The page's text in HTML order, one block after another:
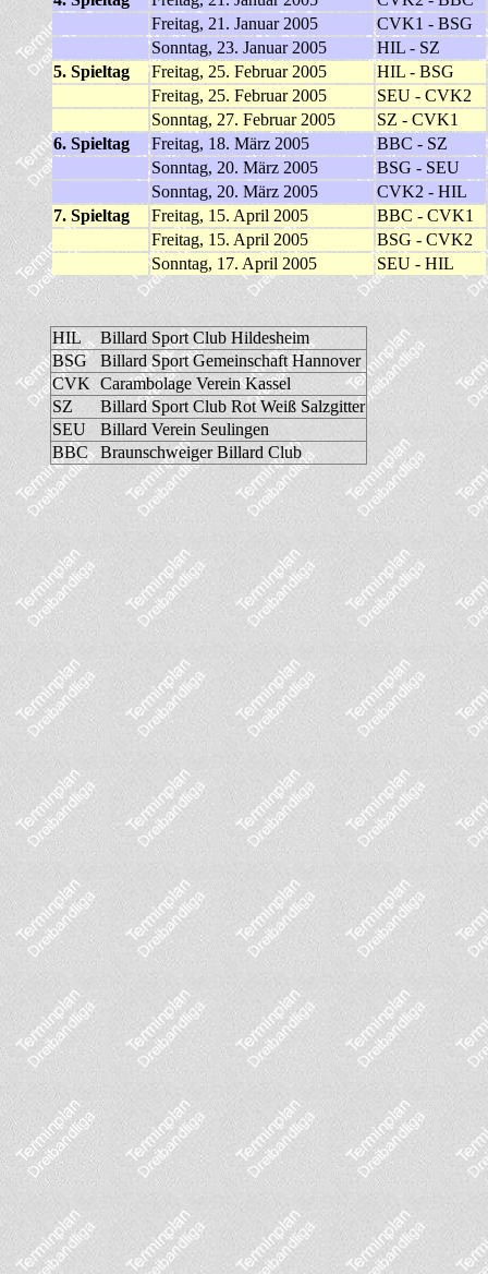
Freitag, 21. Januar 2005
CVK1 - BSG
Sonntag, 23. Januar 2005
HIL - SZ
5. Spieltag
Freitag, 25. Februar 2005
HIL - BSG
Freitag, 25. Februar 2005
SEU - CVK2
Sonntag, 27. Februar 2005
SZ - CVK1
6. Spieltag
Freitag, 18. März 2005
BBC - SZ
Sonntag, 20. März 2005
BSG - SEU
Sonntag, 20. März 2005
CVK2 - HIL
7. Spieltag
Freitag, 15. April 2005
BBC - CVK1
Freitag, 15. April 2005
BSG - CVK2
Sonntag, 17. April 2005
SEU - HIL
HIL Billard Sport Club Hildesheim
BSG
Billard Sport Gemeinschaft Hannover
CVK Carambolage Verein Kassel
SZ
Billard Sport Club Rot Weiß Salzgitter
SEU
Billard Verein Seulingen
BBC
Braunschweiger Billard Club